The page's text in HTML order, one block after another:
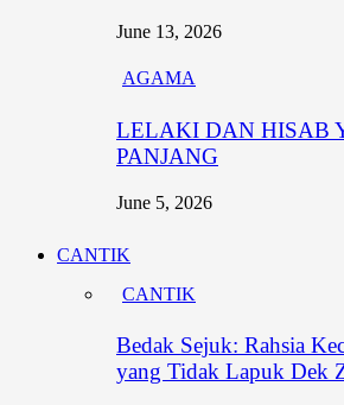
June 13, 2026
AGAMA
LELAKI DAN HISAB
PANJANG
June 5, 2026
CANTIK
CANTIK
Bedak Sejuk: Rahsia
yang Tidak Lapuk Dek